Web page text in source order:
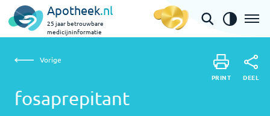
Apotheek.nl
25 jaar betrouwbare
medicijninformatie
fosaprepitant
Vorige
fosaprepitant
PRINT DEEL